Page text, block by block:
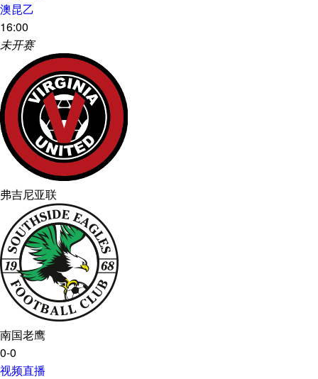
澳昆乙
16:00
未开赛
弗吉尼亚联
南国老鹰
0-0
视频直播